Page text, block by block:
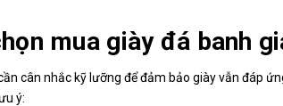
mua giày đá banh
cân nhắc kỹ lưỡng để đảm bảo giày vẫn đáp
ý: